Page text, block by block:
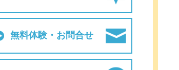
無料体験・お問合せ